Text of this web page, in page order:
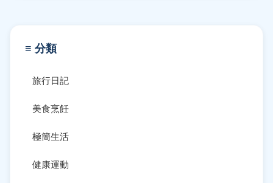
≡ 分類
旅行日記
美食烹飪
極簡生活
健康運動